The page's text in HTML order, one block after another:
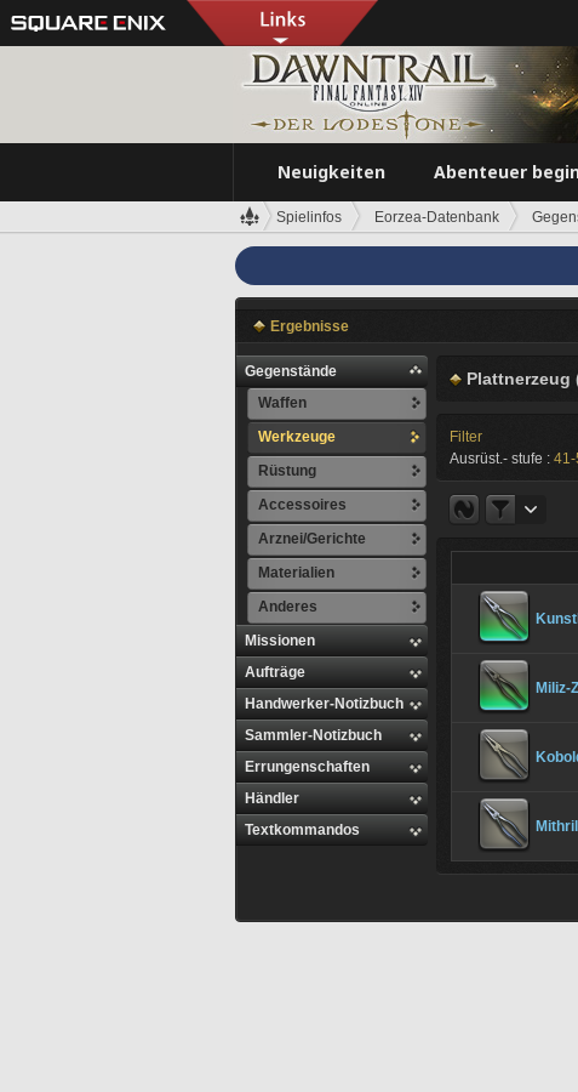
Neuigkeiten Abenteuer
Spielinfos Eorzea-Datenbank
Ergebnisse
Gegenstände
Waffen
Werkzeuge
Rüstung
Accessoires
Arznei/Gerichte
Materialien
Anderes
Missionen
Aufträge
Handwerker-Notizbuch
Sammler-Notizbuch
Errungenschaften
Händler
Textkommandos
Plattnerzeug
Filter
Ausrüst.- stufe :
Miliz-